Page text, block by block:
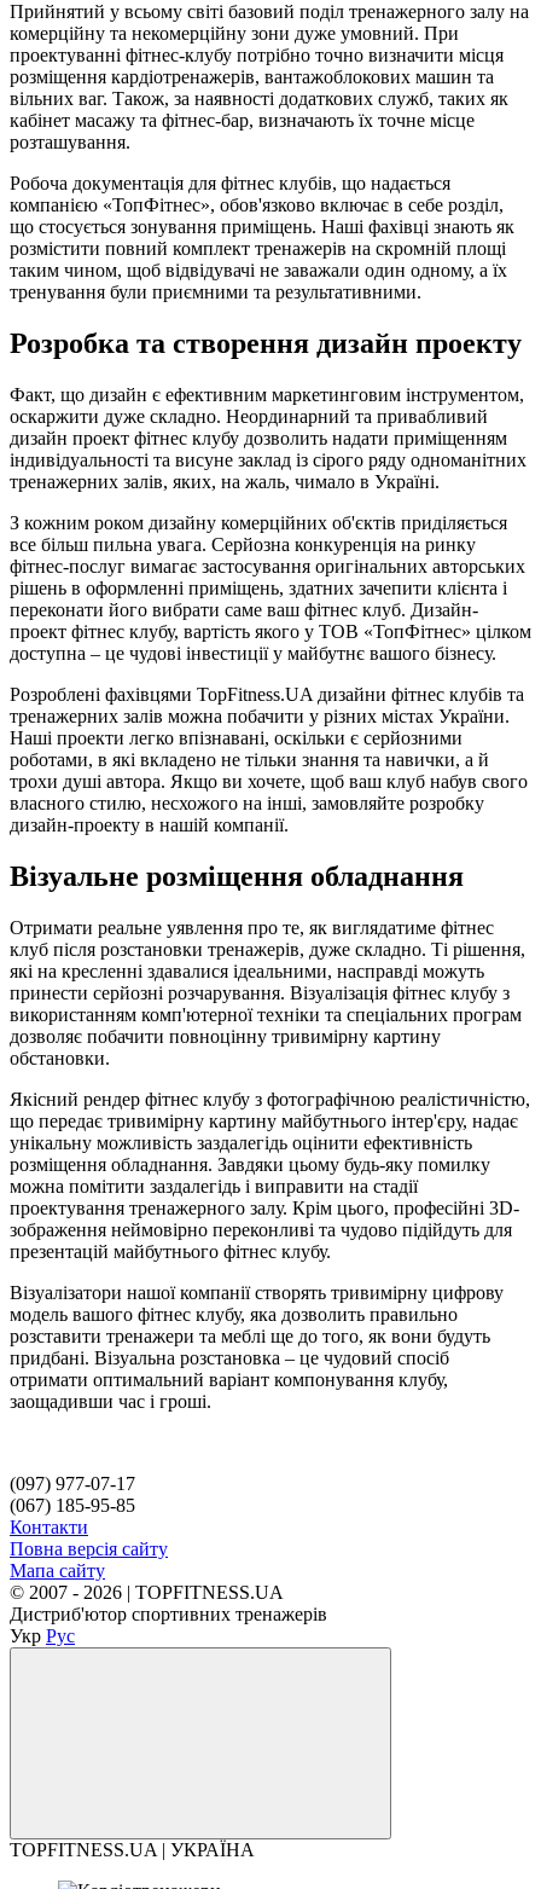
Прийнятий у всьому світі базовий поділ тренажерного залу на
комерційну та некомерційну зони дуже умовний. При
проектуванні фітнес-клубу потрібно точно визначити місця
розміщення кардіотренажерів, вантажоблокових машин та
вільних ваг. Також, за наявності додаткових служб, таких як
кабінет масажу та фітнес-бар, визначають їх точне місце
розташування.
Робоча документація для фітнес клубів, що надається
компанією «ТопФітнес», обов'язково включає в себе розділ,
що стосується зонування приміщень. Наші фахівці знають як
розмістити повний комплект тренажерів на скромній площі
таким чином, щоб відвідувачі не заважали один одному, а їх
тренування були приємними та результативними.
Розробка та створення дизайн проекту
Факт, що дизайн є ефективним маркетинговим інструментом,
оскаржити дуже складно. Неординарний та привабливий
дизайн проект фітнес клубу дозволить надати приміщенням
індивідуальності та висуне заклад із сірого ряду одноманітних
тренажерних залів, яких, на жаль, чимало в Україні.
З кожним роком дизайну комерційних об'єктів приділяється
все більш пильна увага. Серйозна конкуренція на ринку
фітнес-послуг вимагає застосування оригінальних авторських
рішень в оформленні приміщень, здатних зачепити клієнта і
переконати його вибрати саме ваш фітнес клуб. Дизайн-
проект фітнес клубу, вартість якого у ТОВ «ТопФітнес» цілком
доступна – це чудові інвестиції у майбутнє вашого бізнесу.
Розроблені фахівцями TopFitness.UA дизайни фітнес клубів та
тренажерних залів можна побачити у різних містах України.
Наші проекти легко впізнавані, оскільки є серйозними
роботами, в які вкладено не тільки знання та навички, а й
трохи душі автора. Якщо ви хочете, щоб ваш клуб набув свого
власного стилю, несхожого на інші, замовляйте розробку
дизайн-проекту в нашій компанії.
Візуальне розміщення обладнання
Отримати реальне уявлення про те, як виглядатиме фітнес
клуб після розстановки тренажерів, дуже складно. Ті рішення,
які на кресленні здавалися ідеальними, насправді можуть
принести серйозні розчарування. Візуалізація фітнес клубу з
використанням комп'ютерної техніки та спеціальних програм
дозволяє побачити повноцінну тривимірну картину
обстановки.
Якісний рендер фітнес клубу з фотографічною реалістичністю,
що передає тривимірну картину майбутнього інтер'єру, надає
унікальну можливість заздалегідь оцінити ефективність
розміщення обладнання. Завдяки цьому будь-яку помилку
можна помітити заздалегідь і виправити на стадії
проектування тренажерного залу. Крім цього, професійні 3D-
зображення неймовірно переконливі та чудово підійдуть для
презентацій майбутнього фітнес клубу.
Візуалізатори нашої компанії створять тривимірну цифрову
модель вашого фітнес клубу, яка дозволить правильно
розставити тренажери та меблі ще до того, як вони будуть
придбані. Візуальна розстановка – це чудовий спосіб
отримати оптимальний варіант компонування клубу,
заощадивши час і гроші.
(097) 977-07-17
(067) 185-95-85
Контакти
Повна версія сайту
Мапа сайту
© 2007 - 2026 | TOPFITNESS.UA
Дистриб'ютор спортивних тренажерів
Укр Рус
TOPFITNESS.UA | УКРАЇНА